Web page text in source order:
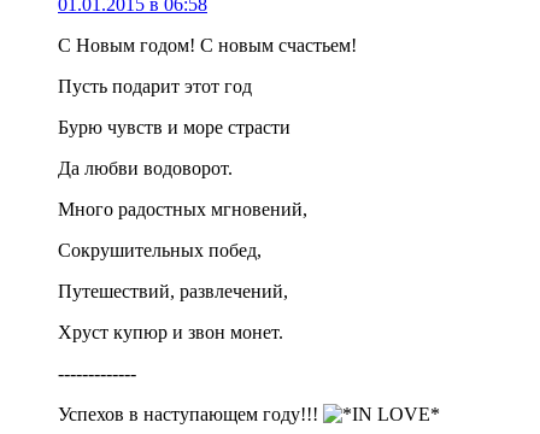
01.01.2015 в 06:58
С Новым годом! С новым счастьем!
Пусть подарит этот год
Бурю чувств и море страсти
Да любви водоворот.
Много радостных мгновений,
Сокрушительных побед,
Путешествий, развлечений,
Хруст купюр и звон монет.
-------------
Успехов в наступающем году!!!